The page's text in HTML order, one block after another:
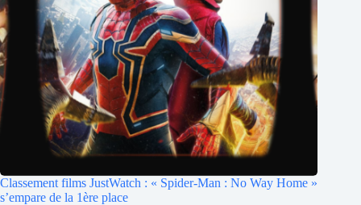
Classement films JustWatch : « Spider-Man : No Way Home »
s’empare de la 1ère place